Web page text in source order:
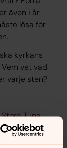
även i år
lösa för
kyrkans
vet vad
varje sten?
Stora Tuna